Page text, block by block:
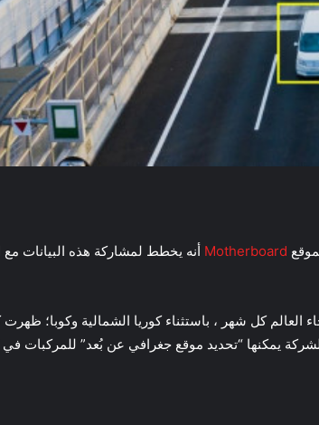
Motherboard أنه يخطط لمشاركة هذه البيانات مع
من 15 مليار موقع للسيارات في جميع أنحاء العالم كل شهر ، باستثناء كوريا الشمالية